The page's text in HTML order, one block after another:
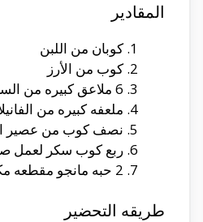
المقادير
كوبان من اللبن
كوب من الأرز
6 ملاعق كبيره من السكر لعمل الارز باللبن
ملعفه كبيره من
نصف كوب من عصير
ربع كوب سكر لعمل
2 حبه مانجو مقطعه مكعبات صغيره
طريقه التحضير